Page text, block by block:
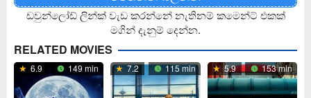
ඩවුන්ලෝඩ් ලින්ක් වැඩ කරන්නේ නැතිනම් කමෙන්ට් එකක්
මගින් දැනුම් දෙන්න.
RELATED MOVIES
6.9 149 min 7.2 115 min 5.9 153 min